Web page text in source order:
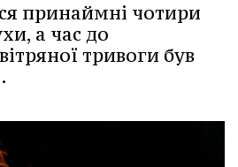
принаймні чотири
а час до
тривоги був